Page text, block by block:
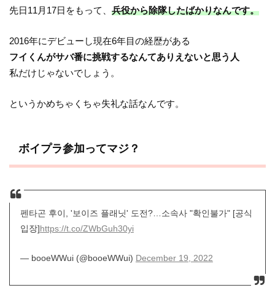
先日11月17日をもって、兵役から除隊したばかりなんです。
2016年にデビューし現在6年目の経歴がある
フイくんがサバ番に挑戦するなんてありえないと思う人
私だけじゃないでしょう。
というかめちゃくちゃ失礼な話なんです。
ボイプラ参加ってマジ？
펜타곤 후이, '보이즈 플래닛' 도전?…소속사 "확인불가" [공식
입장]https://t.co/ZWbGuh30yi
— booeWWui (@booeWWui) December 19, 2022